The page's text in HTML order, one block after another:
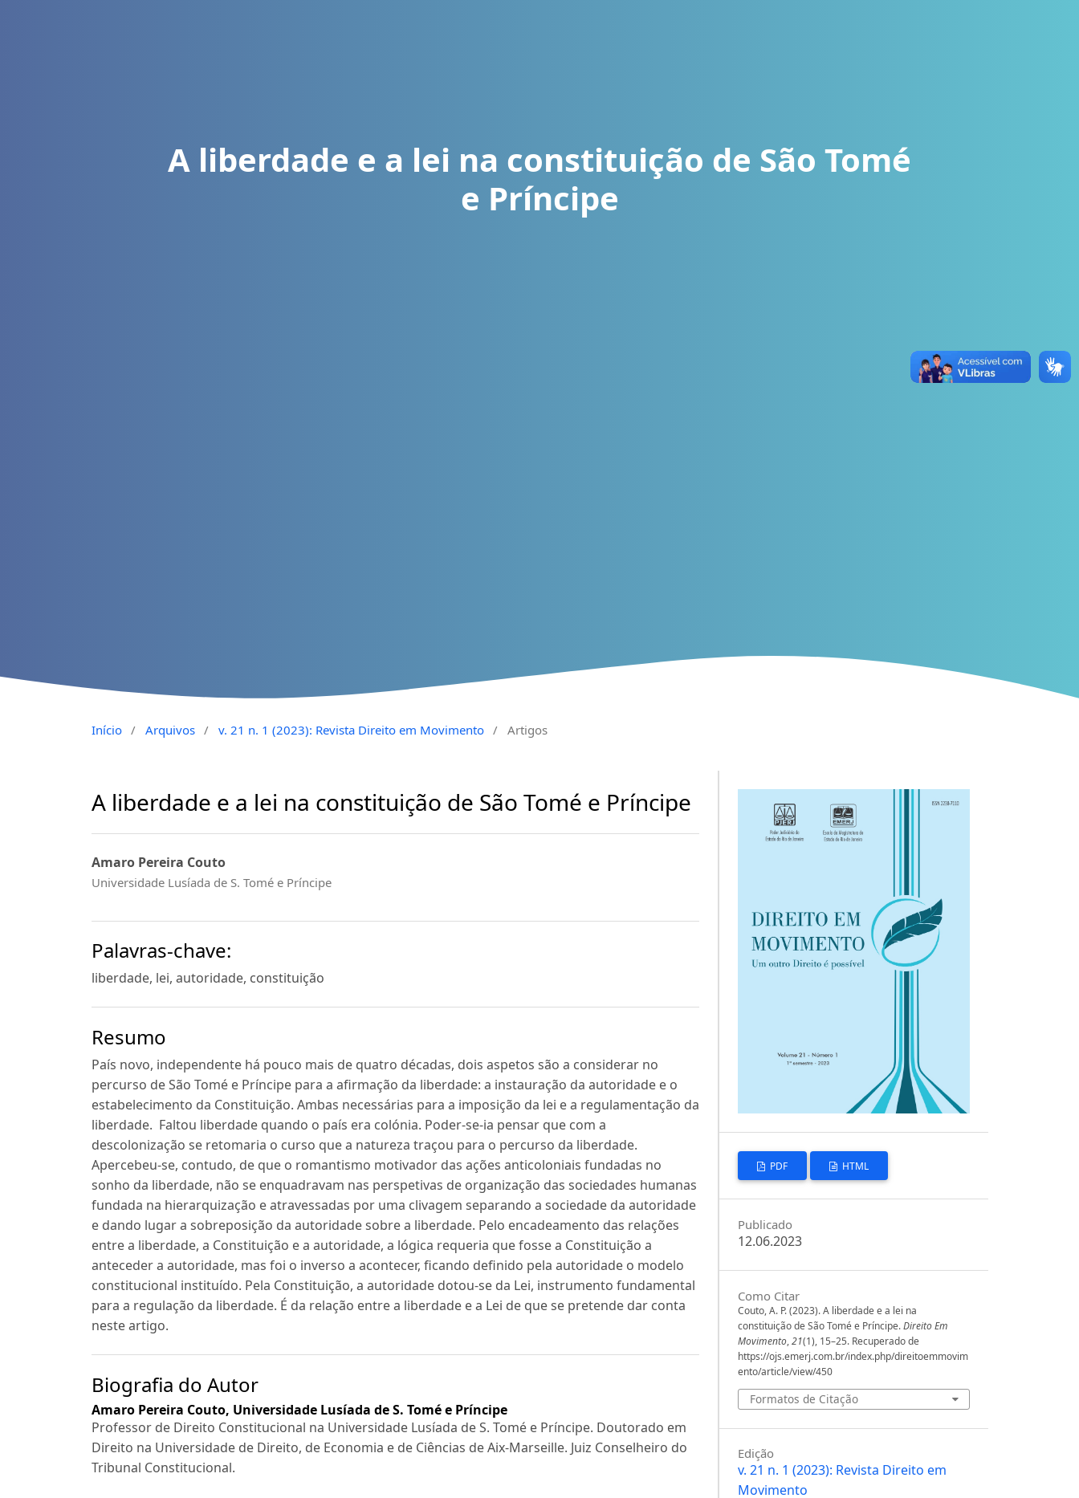
A liberdade e a lei na constituição de São Tomé
e Príncipe
Início / Arquivos / v. 21 n. 1 (2023): Revista Direito em Movimento / Artigos
A liberdade e a lei na constituição de São Tomé e Príncipe
Amaro Pereira Couto
Universidade Lusíada de S. Tomé e Príncipe
Palavras-chave:
liberdade, lei, autoridade, constituição
Resumo
País novo, independente há pouco mais de quatro décadas, dois aspetos são a considerar no
percurso de São Tomé e Príncipe para a afirmação da liberdade: a instauração da autoridade e o
estabelecimento da Constituição. Ambas necessárias para a imposição da lei e a regulamentação da
liberdade. Faltou liberdade quando o país era colónia. Poder-se-ia pensar que com a
descolonização se retomaria o curso que a natureza traçou para o percurso da liberdade.
Apercebeu-se, contudo, de que o romantismo motivador das ações anticoloniais fundadas no
sonho da liberdade, não se enquadravam nas perspetivas de organização das sociedades humanas
fundada na hierarquização e atravessadas por uma clivagem separando a sociedade da autoridade
e dando lugar a sobreposição da autoridade sobre a liberdade. Pelo encadeamento das relações
entre a liberdade, a Constituição e a autoridade, a lógica requeria que fosse a Constituição a
anteceder a autoridade, mas foi o inverso a acontecer, ficando definido pela autoridade o modelo
constitucional instituído. Pela Constituição, a autoridade dotou-se da Lei, instrumento fundamental
para a regulação da liberdade. É da relação entre a liberdade e a Lei de que se pretende dar conta
neste artigo.
Biografia do Autor
Amaro Pereira Couto, Universidade Lusíada de S. Tomé e Príncipe
Professor de Direito Constitucional na Universidade Lusíada de S. Tomé e Príncipe. Doutorado em
Direito na Universidade de Direito, de Economia e de Ciências de Aix-Marseille. Juiz Conselheiro do
Tribunal Constitucional.
PDF HTML
Publicado
12.06.2023
Como Citar
Couto, A. P. (2023). A liberdade e a lei na
constituição de São Tomé e Príncipe.Direito Em
Movimento,21(1), 15–25. Recuperado de
https://ojs.emerj.com.br/index.php/direitoemmovim
ento/article/view/450
Formatos de Citação
Edição
v. 21 n. 1 (2023): Revista Direito em
Movimento